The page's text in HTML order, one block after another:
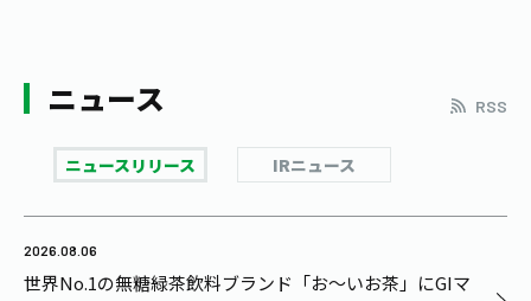
ニュース
ニュースリリース IRニュース
RSS
2026.08.06
世界No.1の無糖緑茶飲料ブランド「お〜いお茶」にGIマ